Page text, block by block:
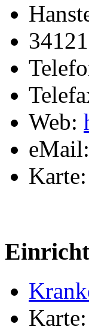
Web:
eMail:
Karte:
Karte: